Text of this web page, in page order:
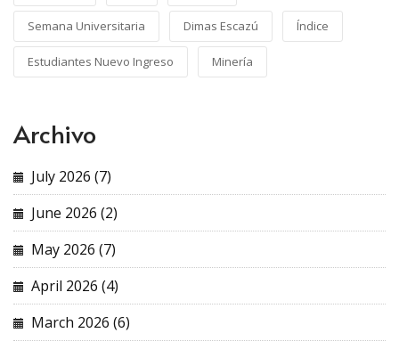
Semana Universitaria Dimas Escazú Índice
Estudiantes Nuevo Ingreso Minería
Archivo
July 2026 (7)
June 2026 (2)
May 2026 (7)
April 2026 (4)
March 2026 (6)